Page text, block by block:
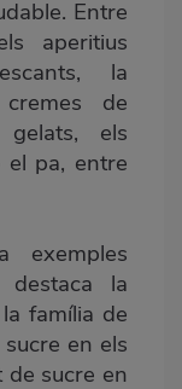
Entre
aperitius
la
de
els
el pa, entre
exemples
destaca la
família de
en els
sucre en